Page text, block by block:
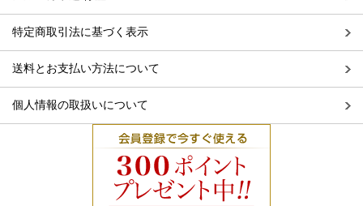
特定商取引法に基づく表示
送料とお支払い方法について
個人情報の取扱いについて